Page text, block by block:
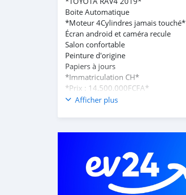
Boite Automatique
*Moteur 4Cylindres jamais touché*
Écran android et caméra recule
Salon confortable
Peinture d'origine
Papiers à jours
*Immatriculation CH*
*Prix : 14.500.000FCFA*
*Disponible sur rdv*
WhatsApp 95079783
Afficher plus